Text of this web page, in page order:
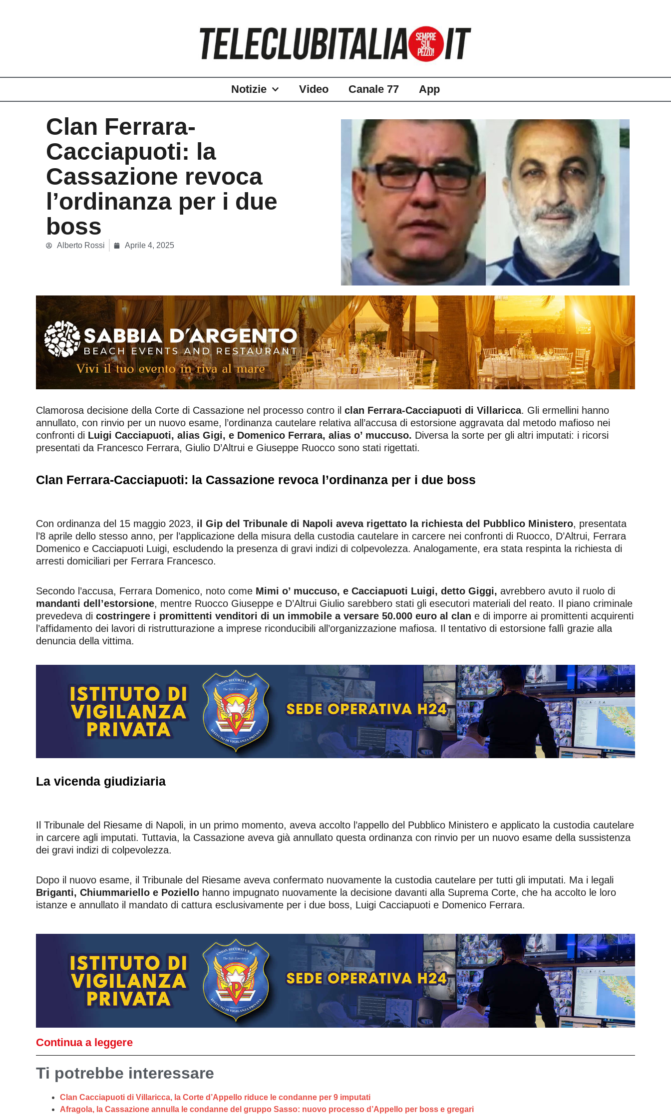
Notizie Video Canale 77 App
Clan Ferrara-
Cacciapuoti: la
Cassazione revoca
l’ordinanza per i due
boss
Alberto Rossi Aprile 4, 2025
Clamorosa decisione della Corte di Cassazione nel processo contro il clan Ferrara-Cacciapuoti di Villaricca. Gli ermellini hanno
annullato, con rinvio per un nuovo esame, l’ordinanza cautelare relativa all’accusa di estorsione aggravata dal metodo mafioso nei
confronti di Luigi Cacciapuoti, alias Gigi, e Domenico Ferrara, alias o’ muccuso. Diversa la sorte per gli altri imputati: i ricorsi
presentati da Francesco Ferrara, Giulio D’Altrui e Giuseppe Ruocco sono stati rigettati.
Clan Ferrara-Cacciapuoti: la Cassazione revoca l’ordinanza per i due boss
Con ordinanza del 15 maggio 2023, il Gip del Tribunale di Napoli aveva rigettato la richiesta del Pubblico Ministero, presentata
l’8 aprile dello stesso anno, per l’applicazione della misura della custodia cautelare in carcere nei confronti di Ruocco, D’Altrui, Ferrara
Domenico e Cacciapuoti Luigi, escludendo la presenza di gravi indizi di colpevolezza. Analogamente, era stata respinta la richiesta di
arresti domiciliari per Ferrara Francesco.
Secondo l’accusa, Ferrara Domenico, noto come Mimi o’ muccuso, e Cacciapuoti Luigi, detto Giggi, avrebbero avuto il ruolo di
mandanti dell’estorsione, mentre Ruocco Giuseppe e D’Altrui Giulio sarebbero stati gli esecutori materiali del reato. Il piano criminale
prevedeva di costringere i promittenti venditori di un immobile a versare 50.000 euro al clan e di imporre ai promittenti acquirenti
l’affidamento dei lavori di ristrutturazione a imprese riconducibili all’organizzazione mafiosa. Il tentativo di estorsione fallì grazie alla
denuncia della vittima.
La vicenda giudiziaria
Il Tribunale del Riesame di Napoli, in un primo momento, aveva accolto l’appello del Pubblico Ministero e applicato la custodia cautelare
in carcere agli imputati. Tuttavia, la Cassazione aveva già annullato questa ordinanza con rinvio per un nuovo esame della sussistenza
dei gravi indizi di colpevolezza.
Dopo il nuovo esame, il Tribunale del Riesame aveva confermato nuovamente la custodia cautelare per tutti gli imputati. Ma i legali
Briganti, Chiummariello e Poziello hanno impugnato nuovamente la decisione davanti alla Suprema Corte, che ha accolto le loro
istanze e annullato il mandato di cattura esclusivamente per i due boss, Luigi Cacciapuoti e Domenico Ferrara.
Continua a leggere
Ti potrebbe interessare
Clan Cacciapuoti di Villaricca, la Corte d’Appello riduce le condanne per 9 imputati
Afragola, la Cassazione annulla le condanne del gruppo Sasso: nuovo processo d’Appello per boss e gregari